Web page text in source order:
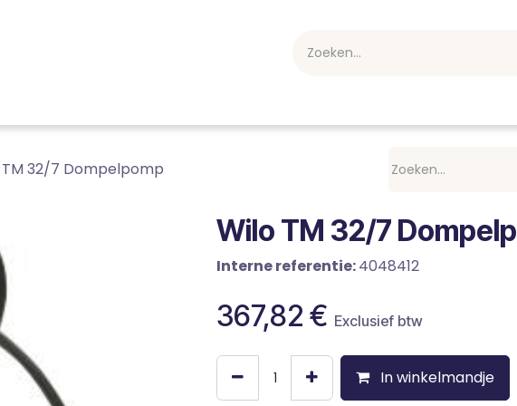
32/7 Dompelpomp
Wilo TM 32/7
Interne referentie:4048412
367,82 € Exclusief btw
In winkelmandje